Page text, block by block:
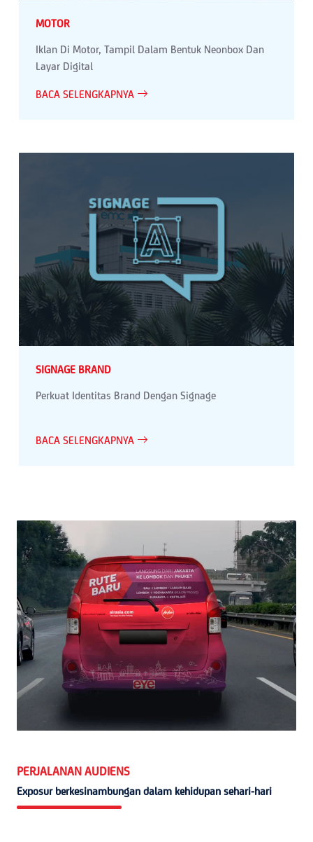
MOTOR
Iklan Di Motor, Tampil Dalam Bentuk Neonbox Dan
Layar Digital
BACA SELENGKAPNYA
SIGNAGE BRAND
Perkuat Identitas Brand Dengan Signage
BACA SELENGKAPNYA
PERJALANAN AUDIENS
Exposur berkesinambungan dalam kehidupan sehari-hari